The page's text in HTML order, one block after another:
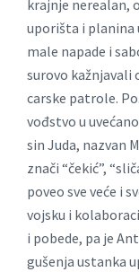
krajnje nerealan,
uporišta i planina
male napade i
surovo kažnjavali
carske patrole.
vođstvo u
sin Juda, nazvan
znači “čekić”,
poveo sve veće i
vojsku i
i pobede, pa je
gušenja ustanka